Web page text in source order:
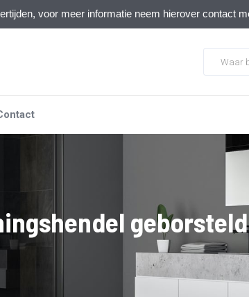
voor meer informatie neem hierover contact